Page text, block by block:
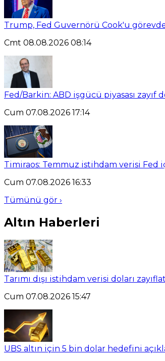
Trump, Fed Guvernörü Cook'u
Cmt 08.08.2026 08:14
Fed/Barkin: ABD işgücü piyasası zayıf
Cum 07.08.2026 17:14
Timiraos: Temmuz istihdam verisi Fed
Cum 07.08.2026 16:33
Tümünü gör ›
Altın Haberleri
Tarımı dışı istihdam verisi doları
Cum 07.08.2026 15:47
UBS altın için 5 bin dolar hedefini